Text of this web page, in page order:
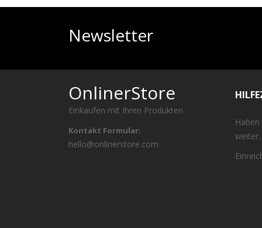
Newsletter
OnlinerStore
Einkaufen mit Ihren Produkten
Kontakt Formular:
hello@onlinerstore.com
weiter.